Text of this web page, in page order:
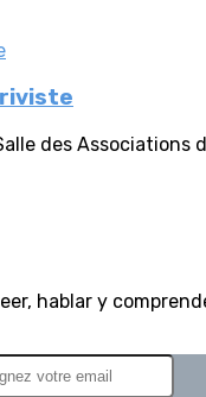
des Associations
hablar y